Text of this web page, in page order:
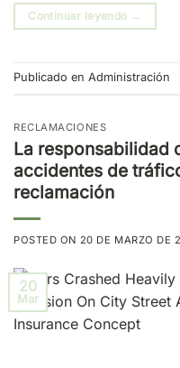
Continuar leyendo →
Publicado en Administración
RECLAMACIONES
La responsabilidad
accidentes de
reclamación
POSTED ON 20 DE MARZO DE
20
Mar